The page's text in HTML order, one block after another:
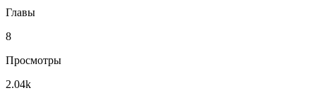
Главы
8
Просмотры
2.04k